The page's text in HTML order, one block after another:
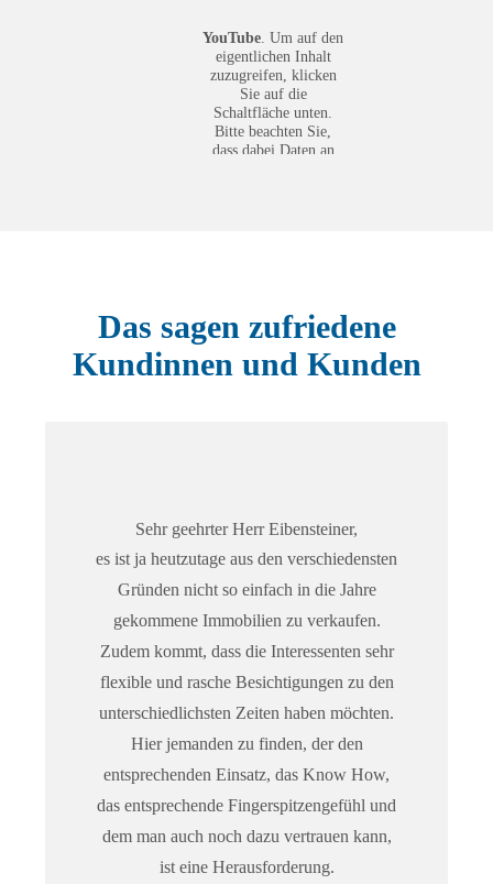
YouTube . Um auf den
eigentlichen Inhalt
zuzugreifen, klicken
Sie auf die
Schaltfläche unten.
Bitte beachten Sie,
dass dabei Daten an
Erforderlichen
Service
Das sagen zufriedene
Kundinnen und Kunden
Sehr geehrter Herr Eibensteiner,
es ist ja heutzutage aus den verschiedensten
Gründen nicht so einfach in die Jahre
gekommene Immobilien zu verkaufen.
Zudem kommt, dass die Interessenten sehr
flexible und rasche Besichtigungen zu den
unterschiedlichsten Zeiten haben möchten.
Hier jemanden zu finden, der den
entsprechenden Einsatz, das Know How,
das entsprechende Fingerspitzengefühl und
dem man auch noch dazu vertrauen kann,
ist eine Herausforderung.